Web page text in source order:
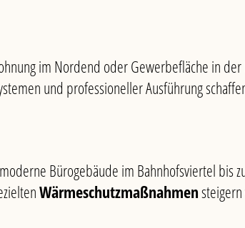
im Nordend oder Gewerbefläche in
und professioneller Ausführung
Bürogebäude im Bahnhofsviertel bis
Wärmeschutzmaßnahmen